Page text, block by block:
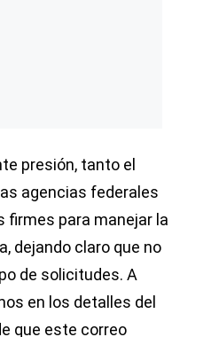
presión, tanto el
agencias federales
firmes para manejar la
dejando claro que no
de solicitudes. A
en los detalles del
que este correo